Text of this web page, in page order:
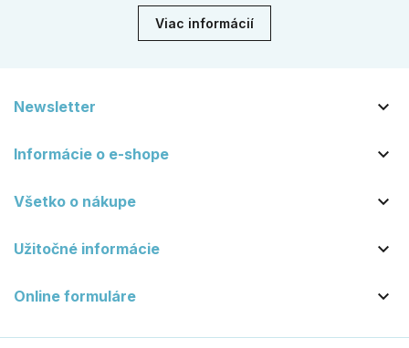
Viac informácií
Newsletter 
Informácie o e-shope 
Všetko o nákupe 
Užitočné informácie 
Online formuláre 